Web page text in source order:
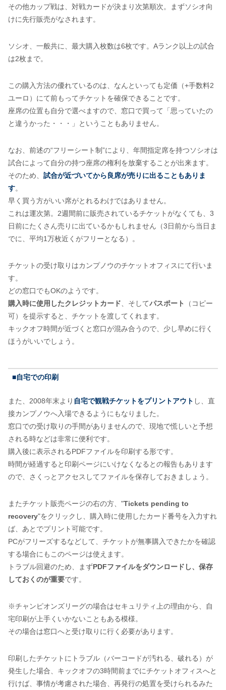
その他カップ戦は、対戦カードが決まり次第順次。まずソシオ向
けに先行販売がなされます。
ソシオ、一般共に、最大購入枚数は6枚です。Aランク以上の試合
は2枚まで。
この購入方法の優れているのは、なんといっても定価（+手数料2
ユーロ）にて前もってチケットを確保できることです。
座席の位置も自分で選べますので、窓口で買って「思っていたの
と違うかった・・・」ということもありません。
なお、前述の“フリーシート制”により、年間指定席を持つソシオは
試合によって自分の持つ座席の権利を放棄することが出来ます。
そのため、 試合が近づいてから良席が売りに出ることもありま
す。
早く買う方がいい席がとれるわけではありません。
これは運次第。2週間前に販売されているチケットがなくても、3
日前にたくさん売りに出ているかもしれません（3日前から当日ま
でに、平均1万枚近くがフリーとなる）。
チケットの受け取りはカンプノウのチケットオフィスにて行いま
す。
どの窓口でもOKのようです。
購入時に使用したクレジットカード 、そしてパスポート
（コピー
可）を提示すると、チケットを渡してくれます。
キックオフ時間が近づくと窓口が混み合うので、少し早めに行く
ほうがいいでしょう。
■自宅での印刷
また、2008年末より 自宅で観戦チケットをプリントアウト し、直
接カンプノウへ入場できるようにもなりました。
窓口での受け取りの手間がありませんので、現地で慌しいと予想
される時などは非常に便利です。
購入後に表示されるPDFファイルを印刷する形です。
時間が経過すると印刷ページにいけなくなるとの報告もあります
ので、さくっとアクセスしてファイルを保存しておきましょう。
またチケット販売ページの右の方、"Tickets pending to
recovery"をクリックし、購入時に使用したカード番号を入力すれ
ば、あとでプリント可能です。
PCがフリーズするなどして、チケットが無事購入できたかを確認
する場合にもこのページは使えます。
トラブル回避のため、まずPDFファイルをダウンロードし、保存
しておくのが重要です。
※チャンピオンズリーグの場合はセキュリティ上の理由から、自
宅印刷が上手くいかないこともある模様。
その場合は窓口へと受け取りに行く必要があります。
印刷したチケットにトラブル（バーコードが汚れる、破れる）が
発生した場合、キックオフの3時間前までにチケットオフィスへと
行けば、事情が考慮された場合、再発行の処置を受けられるみた